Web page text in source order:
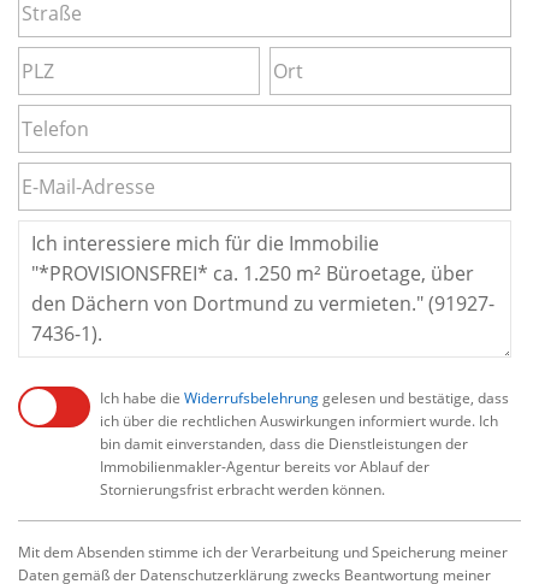
Ich habe die Widerrufsbelehrunggelesen und bestätige, dass
ich über die rechtlichen Auswirkungen informiert wurde. Ich
bin damit einverstanden, dass die Dienstleistungen der
Immobilienmakler-Agentur bereits vor Ablauf der
Stornierungsfrist erbracht werden können.
Mit dem Absenden stimme ich der Verarbeitung und Speicherung meiner
Daten gemäß der Datenschutzerklärung zwecks Beantwortung meiner